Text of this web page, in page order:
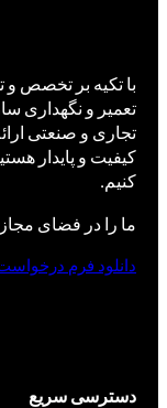
با تکیه بر تخصص
تعمیر و نگهداری
تجاری و صنعتی
کیفیت و پایدار
کنیم.
ما را در فضای
دانلود فرم
دسترسی سریع